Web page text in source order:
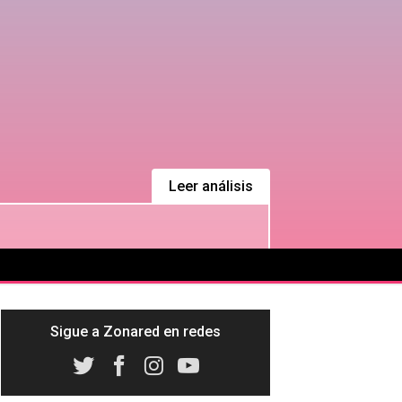
Leer análisis
Sigue a Zonared en redes